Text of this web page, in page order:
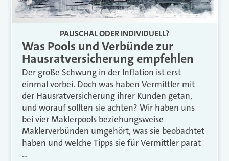
PAUSCHAL ODER INDIVIDUELL?
Was Pools und Verbünde zur
Hausratversicherung empfehlen
Der große Schwung in der Inflation ist erst
einmal vorbei. Doch was haben Vermittler mit
der Hausratversicherung ihrer Kunden getan,
und worauf sollten sie achten? Wir haben uns
bei vier Maklerpools beziehungsweise
Maklerverbünden umgehört, was sie beobachtet
haben und welche Tipps sie für Vermittler parat
…